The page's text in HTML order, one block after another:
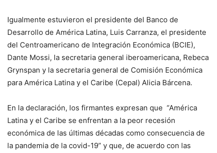
Igualmente estuvieron el presidente del Banco de
Desarrollo de América Latina, Luis Carranza, el presidente
del Centroamericano de Integración Económica (BCIE),
Dante Mossi, la secretaria general iberoamericana, Rebeca
Grynspan y la secretaria general de Comisión Económica
para América Latina y el Caribe (Cepal) Alicia Bárcena.
En la declaración, los firmantes expresan que “América
Latina y el Caribe se enfrentan a la peor recesión
económica de las últimas décadas como consecuencia de
la pandemia de la covid-19” y que, de acuerdo con las